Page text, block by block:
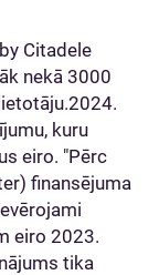
Citadele
nekā 3000
kuru
eiro. "Pērc
finansējuma
eiro 2023.
tika